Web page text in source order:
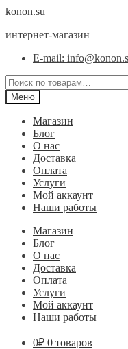
Перейти
навигации
Перейти
содержимому
konon.su
интернет-магазин
E-mail:
Искать:
Меню
Магазин
Блог
О нас
Доставка
Оплата
Услуги
Мой аккаунт
Наши работы
Магазин
Блог
О нас
Доставка
Оплата
Услуги
Мой аккаунт
Наши работы
0₽ 0 товаров